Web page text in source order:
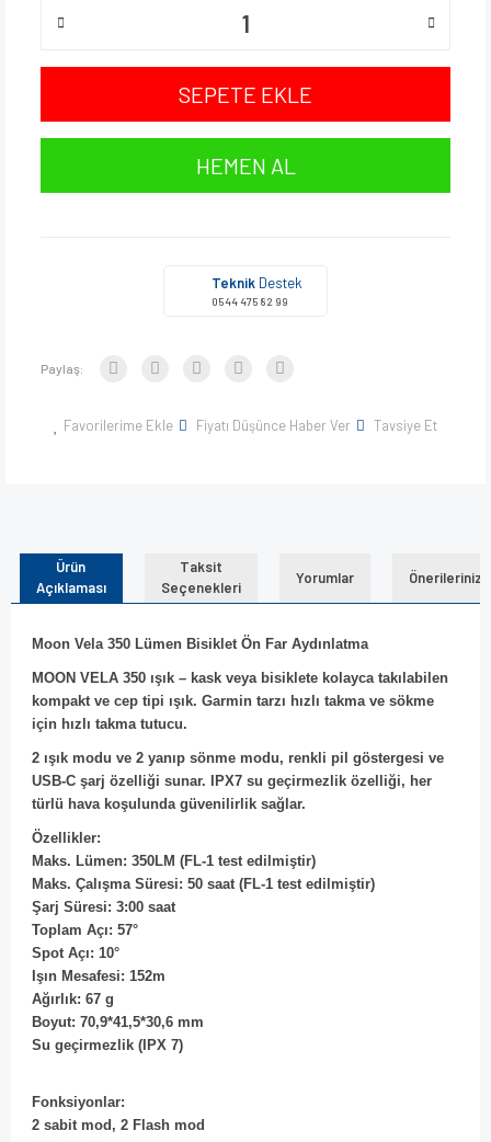
SEPETE EKLE
HEMEN AL
Teknik Destek
0544 475 82 99
Paylaş:
Favorilerime Ekle Fiyatı Düşünce Haber Ver Tavsiye Et
Ürün
Açıklaması
Taksit
Seçenekleri
Yorumlar Önerileriniz
Moon Vela 350 Lümen Bisiklet Ön Far Aydınlatma
MOON VELA 350 ışık – kask veya bisiklete kolayca takılabilen
kompakt ve cep tipi ışık. Garmin tarzı hızlı takma ve sökme
için hızlı takma tutucu.
2 ışık modu ve 2 yanıp sönme modu, renkli pil göstergesi ve
USB-C şarj özelliği sunar. IPX7 su geçirmezlik özelliği, her
türlü hava koşulunda güvenilirlik sağlar.
Özellikler:
Maks. Lümen: 350LM (FL-1 test edilmiştir)
Maks. Çalışma Süresi: 50 saat (FL-1 test edilmiştir)
Şarj Süresi: 3:00 saat
Toplam Açı: 57°
Spot Açı: 10°
Işın Mesafesi: 152m
Ağırlık: 67 g
Boyut: 70,9*41,5*30,6 mm
Su geçirmezlik (IPX 7)
Fonksiyonlar:
2 sabit mod, 2 Flash mod